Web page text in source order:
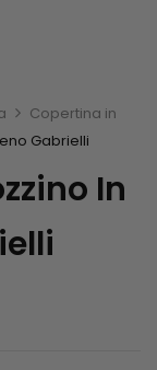
Copertina in
Gabrielli
In